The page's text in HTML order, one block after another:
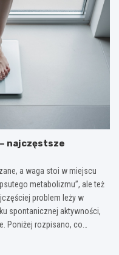
najczęstsze
a waga stoi w miejscu
metabolizmu”, ale też
problem leży w
spontanicznej aktywności,
Poniżej rozpisano, co…